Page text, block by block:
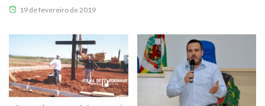
19 de fevereiro de 2019